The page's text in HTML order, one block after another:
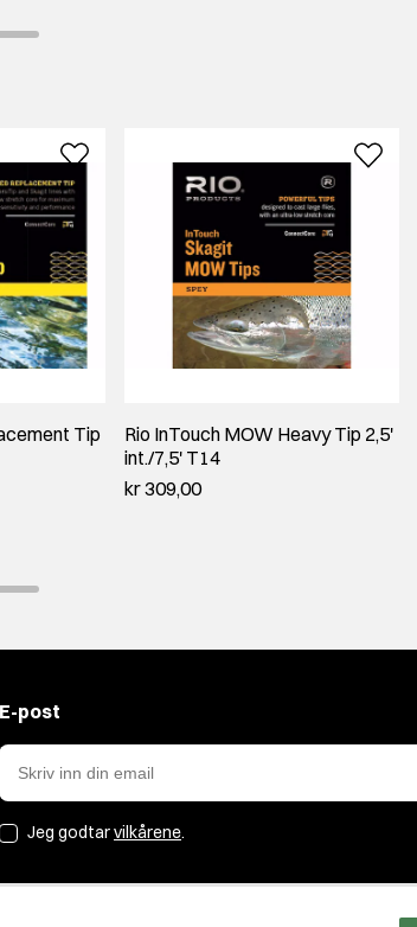
Tip
Rio InTouch MOW Heavy Tip 2,5'
int./7,5' T14
kr 309,00
E-post
Jeg godtarvilkårene.